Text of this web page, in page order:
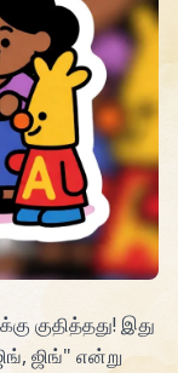
குதித்தது! இது
ஜிங்" என்று